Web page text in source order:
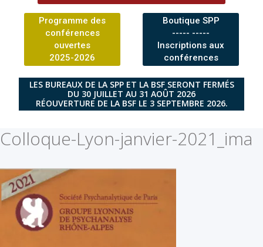
Programme des
conférences
ouvertes
2025-2026
Boutique SPP
----- -----
Inscriptions aux
conférences
LES BUREAUX DE LA SPP ET LA BSF SERONT FERMÉS
DU 30 JUILLET AU 31 AOÛT 2026
RÉOUVERTURE DE LA BSF LE 3 SEPTEMBRE 2026.
Colloque-Lyon-janvier-2021_ima